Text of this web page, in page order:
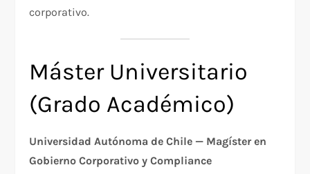
corporativo.​
Máster Universitario
(Grado Académico)
Universidad Autónoma de Chile — Magíster en
Gobierno Corporativo y Compliance